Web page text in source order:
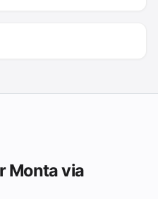
Monta via